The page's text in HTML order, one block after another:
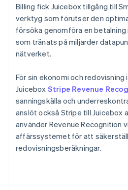
Billing fick Juicebox tillgång till
verktyg som förutser den
försöka genomföra en betalning
som tränats på miljarder
nätverket.
För sin ekonomi och
Juicebox Stripe Revenue
sanningskälla och
anslöt också Stripe till Juicebox
använder Revenue Recognition
affärssystemet för att
redovisningsberäkningar.